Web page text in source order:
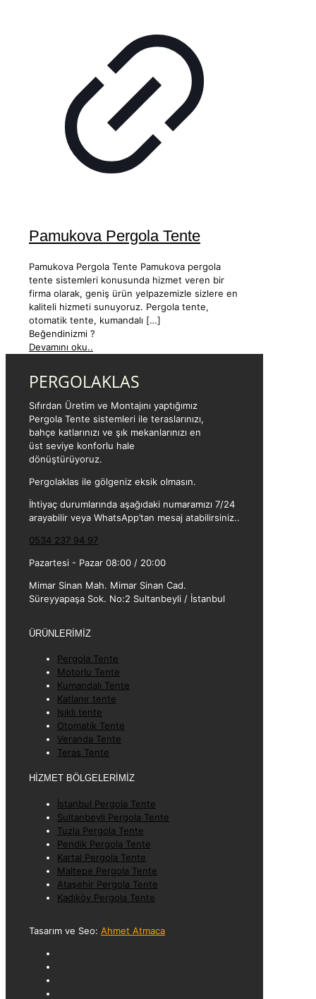
Pamukova Pergola Tente
Pamukova Pergola Tente Pamukova pergola
tente sistemleri konusunda hizmet veren bir
firma olarak, geniş ürün yelpazemizle sizlere en
kaliteli hizmeti sunuyoruz. Pergola tente,
otomatik tente, kumandalı […]
Beğendinizmi ?
Devamını oku..
PERGOLAKLAS
Sıfırdan Üretim ve Montajını yaptığımız
Pergola Tente sistemleri ile teraslarınızı,
bahçe katlarınızı ve şık mekanlarınızı en
üst seviye konforlu hale
dönüştürüyoruz.
Pergolaklas ile gölgeniz eksik olmasın.
İhtiyaç durumlarında aşağıdaki numaramızı 7/24
arayabilir veya WhatsApp’tan mesaj atabilirsiniz..
0534 237 94 97
Pazartesi - Pazar 08:00 / 20:00
Mimar Sinan Mah. Mimar Sinan Cad.
Süreyyapaşa Sok. No:2 Sultanbeyli / İstanbul
ÜRÜNLERİMİZ
Pergola Tente
Motorlu Tente
Kumandalı Tente
Katlanır tente
Işıklı tente
Otomatik Tente
Veranda Tente
Teras Tente
HİZMET BÖLGELERİMİZ
İstanbul Pergola Tente
Sultanbeyli Pergola Tente
Tuzla Pergola Tente
Pendik Pergola Tente
Kartal Pergola Tente
Maltepe Pergola Tente
Ataşehir Pergola Tente
Kadıköy Pergola Tente
Tasarım ve Seo: Ahmet Atmaca